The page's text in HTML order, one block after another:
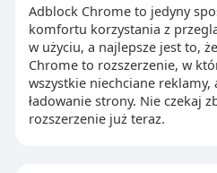
Adblock Chrome to jedyny
komfortu korzystania z
w użyciu, a najlepsze jest to,
Chrome to rozszerzenie, w
wszystkie niechciane reklamy,
ładowanie strony. Nie czekaj
rozszerzenie już teraz.